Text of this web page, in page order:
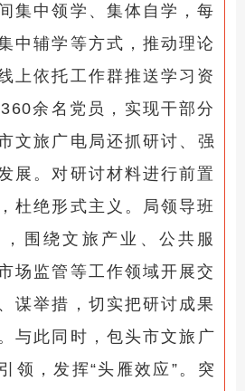
集中领学、集体自学，每
中辅学等方式，推动理论
上依托工作群推送学习资
余名党员，实现干部分
文旅广电局还抓研讨、强
展。对研讨材料进行前置
杜绝形式主义。局领导班
围绕文旅产业、公共服
场监管等工作领域开展交
谋举措，切实把研讨成果
与此同时， 包头市文旅广
领，发挥“头雁效应”。突